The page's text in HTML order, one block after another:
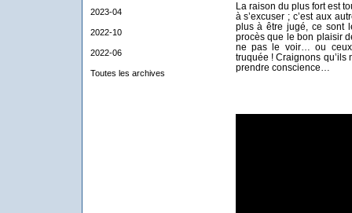
2023-04
2022-10
2022-06
Toutes les archives
La raison du plus fort est
à s’excuser ; c’est aux
plus à être jugé, ce sont
procès que le bon plaisir
ne pas le voir… ou
truquée ! Craignons qu’ils
prendre conscience…